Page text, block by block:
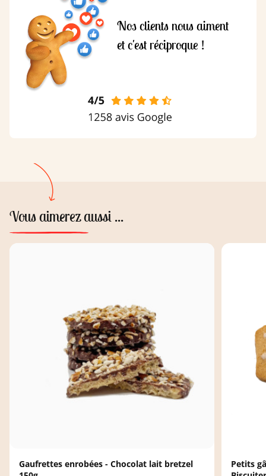
Nos clients nous aiment
et c'est réciproque !
Vous aimerez aussi ...
Gaufrettes enrobées - Chocolat lait bretzel
Petits